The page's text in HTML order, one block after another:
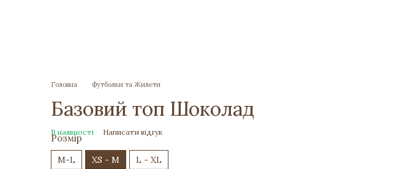
Головна Футболки та Жилети
Базовий топ Шоколад
В наявності Написати відгук
Розмір
M-L XS - M L - XL